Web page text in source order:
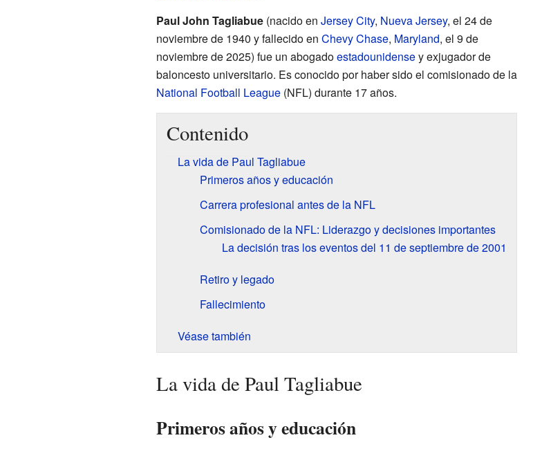
Paul John Tagliabue(nacido en Jersey City, Nueva Jersey, el 24 de
noviembre de 1940 y fallecido en Chevy Chase, Maryland, el 9 de
noviembre de 2025) fue un abogadoestadounidensey exjugador de
baloncesto universitario. Es conocido por haber sido el comisionado de la
National Football League(NFL) durante 17 años.
Contenido
La vida de Paul Tagliabue
Primeros años y educación
Carrera profesional antes de la NFL
Comisionado de la NFL: Liderazgo y decisiones importantes
La decisión tras los eventos del 11 de septiembre de 2001
Retiro y legado
Fallecimiento
Véase también
La vida de Paul Tagliabue
Primeros años y educación